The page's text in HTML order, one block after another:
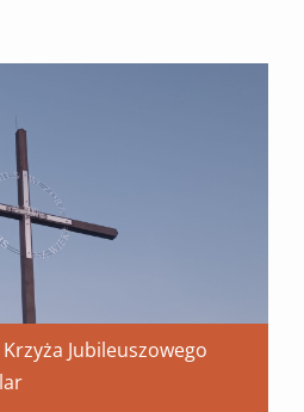
Jubileuszowego